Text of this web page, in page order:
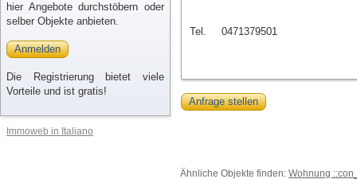
hier Angebote durchstöbern oder
selber Objekte anbieten.
Anmelden
Die Registrierung bietet viele
Vorteile und ist gratis!
Immoweb in Italiano
Tel. 0471379501
Anfrage stellen
Ähnliche Objekte finden: Wohnung